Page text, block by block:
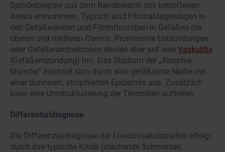
Spindelbiopsie aus dem Randbereich des betroffenen
Areals entnommen. Typisch sind Fibrinablagerungen in
den Gefäßwänden und Fibrinthromben in Gefäßen der
oberen und mittleren Dermis. Prominente Entzündungen
oder Gefäßwandnekrosen deuten eher auf eineVaskulitis
(Gefäßentzündung) hin. Das Stadium der „Atrophie
blanche“ zeichnet sich durch eine gefäßarme Narbe mit
einer dünneren, atrophierten Epidermis aus. Zusätzlich
kann eine Umstrukturierung der Thromben auftreten.
Differentialdiagnose
Die Differenzialdiagnose der Livedovaskulopathie erfolgt
durch ihre typische Klinik (stechende Schmerzen,